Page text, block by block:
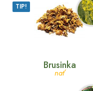
TIP!
Brusinka
nať